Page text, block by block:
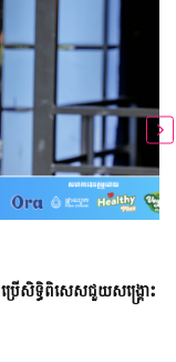
ប្រើសិទ្ធិពិសេសជួយសង្គ្រោះ